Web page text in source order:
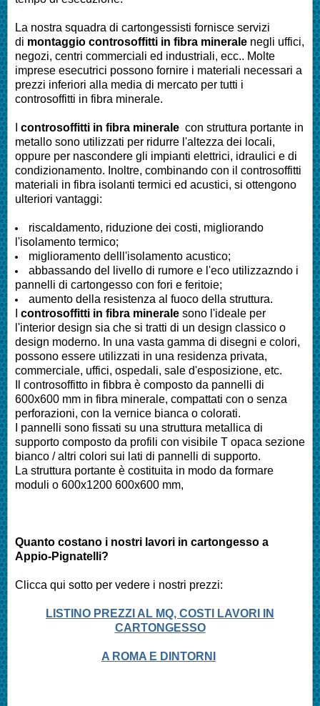
La nostra squadra di cartongessisti fornisce servizi
di montaggio controsoffitti in fibra minerale negli uffici,
negozi, centri commerciali ed industriali, ecc.. Molte
imprese esecutrici possono fornire i materiali necessari a
prezzi inferiori alla media di mercato per tutti i
controsoffitti in fibra minerale.
controsoffitti in fibra minerale con struttura portante in
metallo sono utilizzati per ridurre l'altezza dei locali,
oppure per nascondere gli impianti elettrici, idraulici e di
condizionamento. Inoltre, combinando con il controsoffitti
materiali in fibra isolanti termici ed acustici, si ottengono
ulteriori vantaggi:
riscaldamento, riduzione dei costi, migliorando
l'isolamento termico;
miglioramento delll'isolamento acustico;
abbassando del livello di rumore e l'eco utilizzazndo i
pannelli di cartongesso con fori e feritoie;
aumento della resistenza al fuoco della struttura.
controsoffitti in fibra minerale sono l'ideale per
l'interior design sia che si tratti di un design classico o
design moderno. In una vasta gamma di disegni e colori,
possono essere utilizzati in una residenza privata,
commerciale, uffici, ospedali, sale d'esposizione, etc.
Il controsoffitto in fibbra è composto da pannelli di
600x600 mm in fibra minerale, compattati con o senza
perforazioni, con la vernice bianca o colorati.
I pannelli sono fissati su una struttura metallica di
supporto composto da profili con visibile T opaca sezione
bianco / altri colori sui lati di pannelli di supporto.
La struttura portante è costituita in modo da formare
moduli o 600x1200 600x600 mm,
Quanto costano i nostri lavori in cartongesso a
Appio-Pignatelli?
Clicca qui sotto per vedere i nostri prezzi:
LISTINO PREZZI AL MQ, COSTI LAVORI IN
CARTONGESSO
A ROMA E DINTORNI